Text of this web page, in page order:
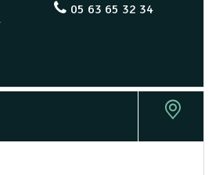
05 63 65 32 34